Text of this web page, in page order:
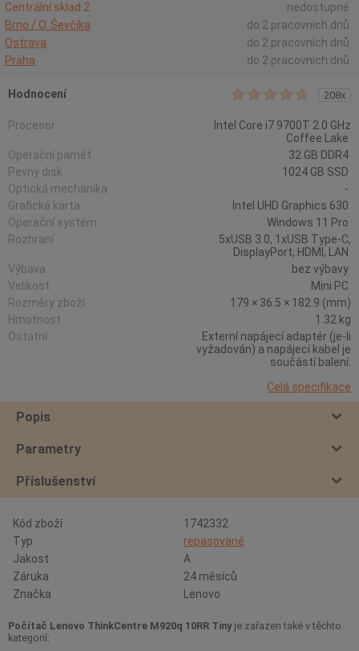
Centrální sklad 2
nedostupné
Brno / O. Ševčíka
do 2 pracovních dnů
Ostrava
do 2 pracovních dnů
Praha
do 2 pracovních dnů
Hodnocení 208x
Procesor
Intel Core i7 9700T 2.0 GHz
Coffee Lake
Operační paměť
32 GB DDR4
Pevný disk
1024 GB SSD
Optická mechanika
-
Grafická karta
Intel UHD Graphics 630
Operační systém
Windows 11 Pro
Rozhraní
5xUSB 3.0, 1xUSB Type-C,
DisplayPort, HDMI, LAN
Výbava
bez výbavy
Velikost
Mini PC
Rozměry zboží
179 × 36.5 × 182.9 (mm)
Hmotnost
1.32 kg
Ostatní
Externí napájecí adaptér (je-li
vyžadován) a napájecí kabel je
součástí balení.
Celá specifikace
Popis
Parametry
Příslušenství
Kód zboží
1742332
Typ
repasované
Jakost:
A
Záruka
24 měsíců
Značka
Lenovo
Počítač Lenovo ThinkCentre M920q 10RR Tinyje zařazen také v těchto
kategorií: